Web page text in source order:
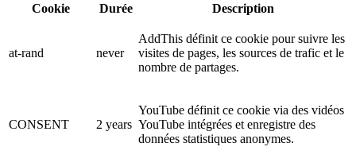
Cookie
Durée Description
at-rand never
AddThis définit ce cookie pour suivre les
visites de pages, les sources de trafic et le
nombre de partages.
CONSENT 2 years
YouTube définit ce cookie via des vidéos
YouTube intégrées et enregistre des
données statistiques anonymes.